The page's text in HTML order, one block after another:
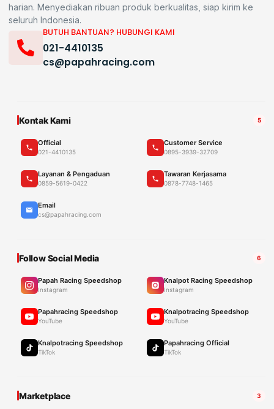
harian. Menyediakan ribuan produk berkualitas, siap kirim ke
seluruh Indonesia.
BUTUH BANTUAN? HUBUNGI KAMI
021-4410135
cs@papahracing.com
Kontak Kami 5
Official
021-4410135
Customer Service
0895-3939-32709
Layanan & Pengaduan
0859-5619-0422
Tawaran Kerjasama
0878-7748-1465
Email
cs@papahracing.com
Follow Social Media 6
Papah Racing Speedshop
Instagram
Knalpot Racing Speedshop
Instagram
Papahracing Speedshop
YouTube
Knalpotracing Speedshop
YouTube
Knalpotracing Speedshop
TikTok
Papahracing Official
TikTok
Marketplace 3